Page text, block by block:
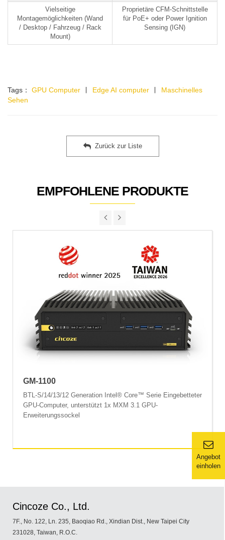
Angebot
einholen
Vielseitige
Montagemöglichkeiten (Wand
/ Desktop / Fahrzeug / Rack
Mount)
Proprietäre CFM-Schnittstelle
für PoE+ oder Power Ignition
Sensing (IGN)
Tags： GPU Computer Edge AI computer
Maschinelles
Sehen
Zurück zur Liste
EMPFOHLENE PRODUKTE
GM-1100
BTL-S/14/13/12 Generation Intel® Core™ Serie Eingebetteter
GPU-Computer, unterstützt 1x MXM 3.1 GPU-
Erweiterungssockel
Cincoze Co., Ltd.
7F., No. 122, Ln. 235, Baoqiao Rd., Xindian Dist., New Taipei City
231028, Taiwan, R.O.C.